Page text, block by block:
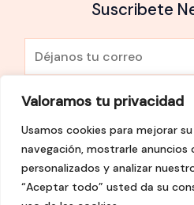
Valoramos tu privacidad
Usamos cookies para mejorar
navegación, mostrarle anuncios
personalizados y analizar
“Aceptar todo” usted da su
Suscribete
m
a
*
He leído y Acepto la